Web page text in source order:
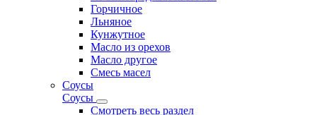
Горчичное
Льняное
Кунжутное
Масло из орехов
Масло другое
Смесь масел
Соусы
Соусы
Смотреть весь раздел